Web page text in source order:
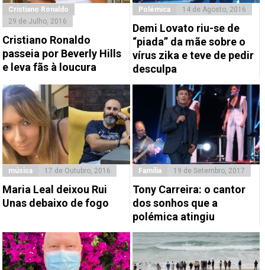
Cristiano Ronaldo
29 de Julho, 2016
Cristiano Ronaldo
passeia por Beverly Hills
e leva fãs à loucura
Polémica 14 de Agosto, 2016
Demi Lovato riu-se de
“piada” da mãe sobre o
vírus zika e teve de pedir
desculpa
música 17 de Outubro, 2016
Maria Leal deixou Rui
Unas debaixo de fogo
Família 19 de Setembro, 2017
Tony Carreira: o cantor
dos sonhos que a
polémica atingiu